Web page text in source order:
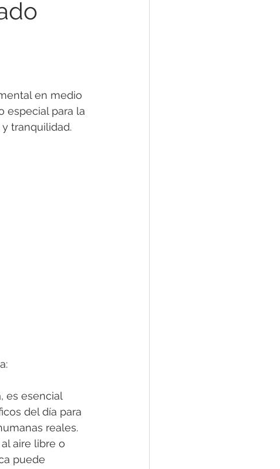
Condiciones Mentales
en medio
especial para la
tranquilidad.
es esencial
del día para
reales.
aire libre o
puede